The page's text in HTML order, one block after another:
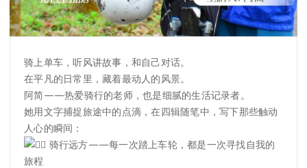
骑上单车，听风讲故事，和自己对话。
在平凡的日常里，藏着最动人的风景。
阿简——热爱骑行的老师，也是细腻的生活记录者。
她用文字捕捉旅途中的点滴，在四辑随笔中，写下那些触动
人心的瞬间：
骑行远方——每一次踏上车轮，都是一次寻找自我的
旅程